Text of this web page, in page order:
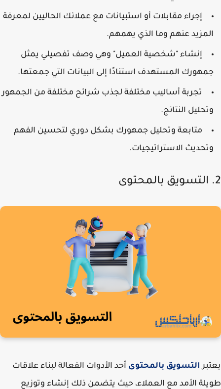
إجراء مقابلات أو استبيانات مع عملائك الحاليين لمعرفة
عنهم وما الذي يهمهم.
إنشاء "شخصية العميل" وهي وصف تفصيلي يمثل
المستهدف استنادًا إلى البيانات التي جمعتها.
تجربة أساليب مختلفة لجذب شرائح مختلفة من الجمهور
النتائج.
متابعة وتحليل جمهورك بشكل دوري لتحسين الفهم
الاستراتيجيات.
التسويق بالمحتوىأحد الأدوات الفعالة لبناء علاقات
الأمد مع العملاء، حيث يتضمن ذلك إنشاء وتوزيع